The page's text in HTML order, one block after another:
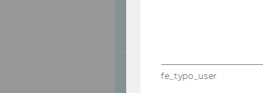
Personal
fe_typo_user